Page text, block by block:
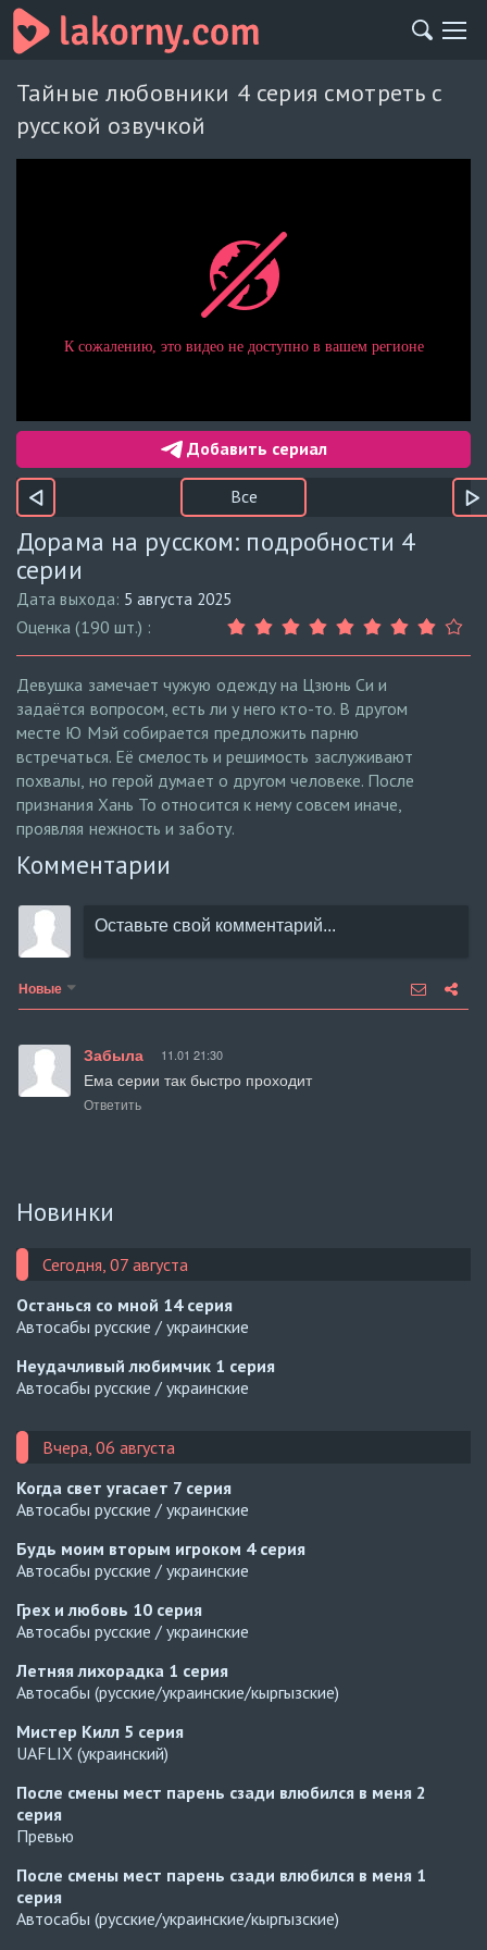
Тайные любовники 4 серия смотреть с
русской озвучкой
Добавить сериал
Все
Дорама на русском: подробности 4
серии
Дата выхода: 5 августа 2025
Оценка (190 шт.) :
Девушка замечает чужую одежду на Цзюнь Си и
задаётся вопросом, есть ли у него кто-то. В другом
месте Ю Мэй собирается предложить парню
встречаться. Её смелость и решимость заслуживают
похвалы, но герой думает о другом человеке. После
признания Хань То относится к нему совсем иначе,
проявляя нежность и заботу.
Комментарии
Новые
Забыла 11.01 21:30
Ема серии так быстро проходит
Ответить
Новинки
Сегодня, 07 августа
Останься со мной 14 серия
Автосабы русские / украинские
Неудачливый любимчик 1 серия
Автосабы русские / украинские
Вчера, 06 августа
Когда свет угасает 7 серия
Автосабы русские / украинские
Будь моим вторым игроком 4 серия
Автосабы русские / украинские
Грех и любовь 10 серия
Автосабы русские / украинские
Летняя лихорадка 1 серия
Автосабы (русские/украинские/кыргызские)
Мистер Килл 5 серия
UAFLIX (украинский)
После смены мест парень сзади влюбился в меня 2
серия
Превью
После смены мест парень сзади влюбился в меня 1
серия
Автосабы (русские/украинские/кыргызские)